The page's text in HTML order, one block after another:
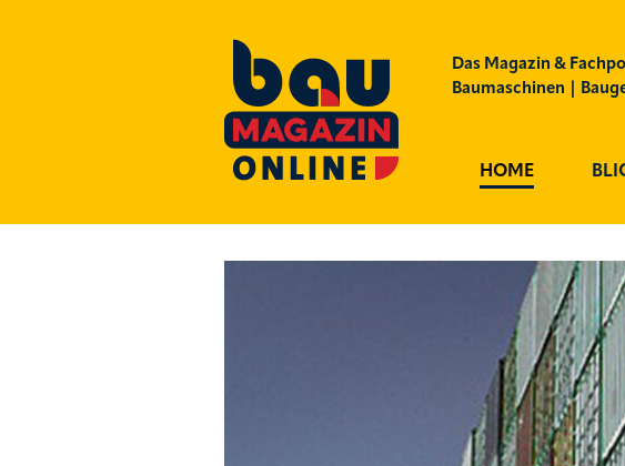
Das Magazin &
Baumaschinen |
HOME